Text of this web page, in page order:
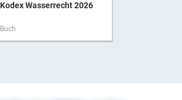
Kodex Wasserrecht 2026
Buch